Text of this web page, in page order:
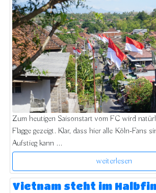
Zum heutigen Saisonstart vom FC wird
Flagge gezeigt. Klar, dass hier alle Köln-Fans
Aufstieg kann ...
weiterlesen
Vietnam steht im